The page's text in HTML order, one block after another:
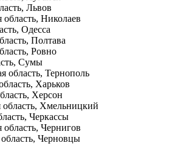
Львов
область, Николаев
Одесса
Полтава
Ровно
Сумы
область, Тернополь
Харьков
Херсон
Хмельницкий
Черкассы
область, Чернигов
Черновцы